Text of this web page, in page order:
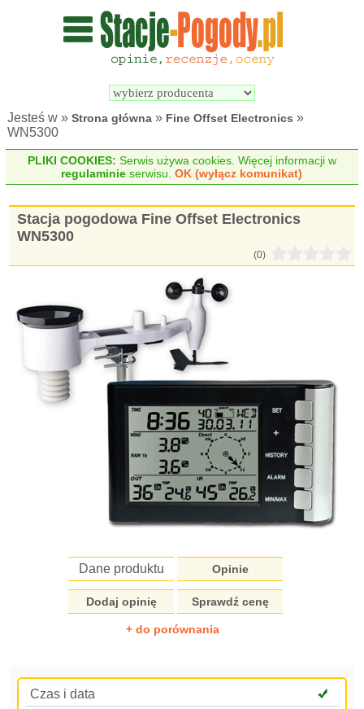
Wyszukiwarka
pogodowych
Jesteś w »Strona główna » Fine Offset Electronics »
WN5300
PLIKI COOKIES: Serwis używa cookies. Więcej informacji w
regulaminie serwisu.OK (wyłącz komunikat)
Stacja pogodowa Fine Offset Electronics
WN5300
(0)
Dane produktu Opinie
Dodaj opinię Sprawdź cenę
+ do porównania
Czas i data